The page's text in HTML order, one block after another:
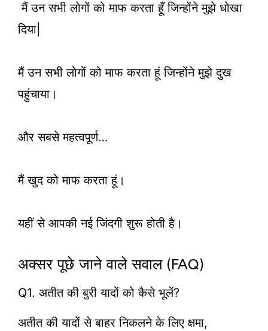
मैं उन सभी लोगों को माफ करता हूँ जिन्होंने मुझे धोखा
दिया|
मैं उन सभी लोगों को माफ करता हूं जिन्होंने मुझे दुख
पहुंचाया।
और सबसे महत्वपूर्ण…
मैं खुद को माफ करता हूं।
यहीं से आपकी नई जिंदगी शुरू होती है।
अक्सर पूछे जाने वाले सवाल (FAQ)
Q1. अतीत की बुरी यादों को कैसे भूलें?
अतीत की यादों से बाहर निकलने के लिए क्षमा,